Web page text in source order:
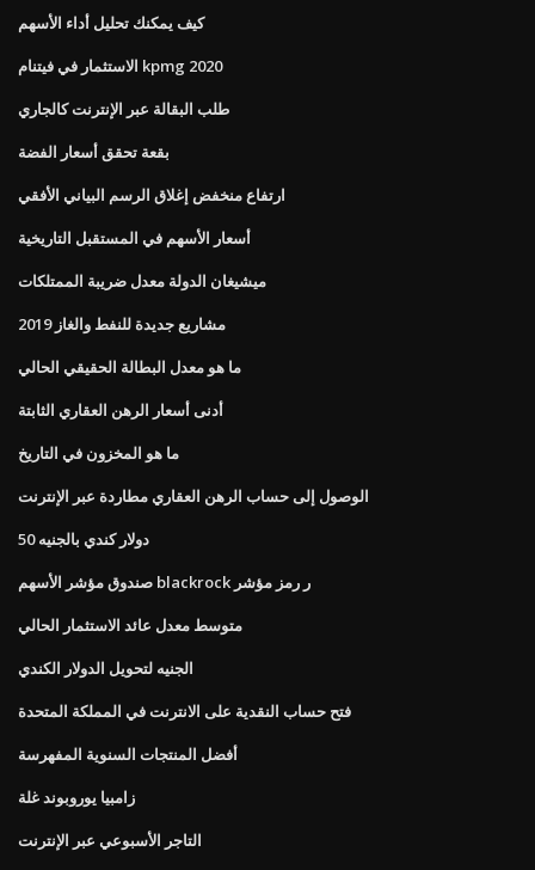
كيف يمكنك تحليل أداء الأسهم
الاستثمار في فيتنام kpmg 2020
طلب البقالة عبر الإنترنت كالجاري
بقعة تحقق أسعار الفضة
ارتفاع منخفض إغلاق الرسم البياني الأفقي
أسعار الأسهم في المستقبل التاريخية
ميشيغان الدولة معدل ضريبة الممتلكات
مشاريع جديدة للنفط والغاز 2019
ما هو معدل البطالة الحقيقي الحالي
أدنى أسعار الرهن العقاري الثابتة
ما هو المخزون في التاريخ
الوصول إلى حساب الرهن العقاري مطاردة عبر الإنترنت
50 دولار كندي بالجنيه
صندوق مؤشر الأسهم blackrock ر رمز مؤشر
متوسط ​​معدل عائد الاستثمار الحالي
الجنيه لتحويل الدولار الكندي
فتح حساب النقدية على الانترنت في المملكة المتحدة
أفضل المنتجات السنوية المفهرسة
زامبيا يوروبوند غلة
التاجر الأسبوعي عبر الإنترنت